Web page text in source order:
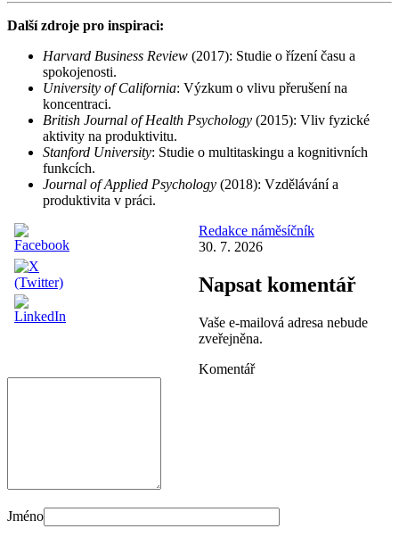
Další zdroje pro inspiraci:
Harvard Business Review (2017): Studie o řízení času a
spokojenosti.
University of California: Výzkum o vlivu přerušení na
koncentraci.
British Journal of Health Psychology (2015): Vliv fyzické
aktivity na produktivitu.
Stanford University: Studie o multitaskingu a kognitivních
funkcích.
Journal of Applied Psychology (2018): Vzdělávání a
produktivita v práci.
Redakce náměsíčník
30. 7. 2026
Napsat komentář
Vaše e-mailová adresa nebude
zveřejněna.
Komentář
Jméno